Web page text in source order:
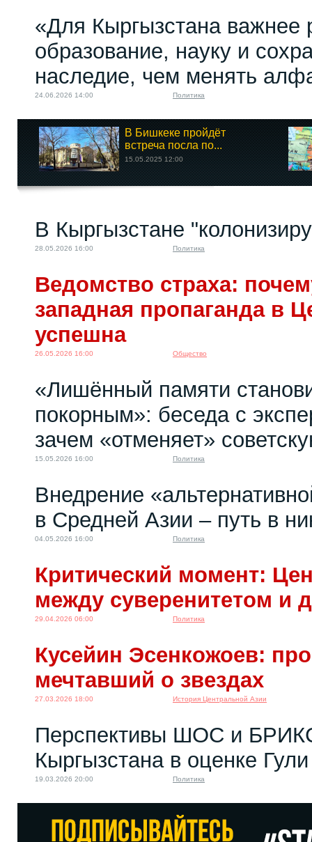
«Для Кыргызстана важнее
образование, науку и
наследие, чем менять
24.06.2026 14:00 Политика
В Бишкеке пройдёт
встреча посла по...
15.05.2025 12:00
В Кыргызстане
28.05.2026 16:00 Политика
Ведомство страха:
западная пропаганда в
успешна
26.05.2026 16:00 Общество
«Лишённый памяти
покорным»: беседа с
зачем «отменяет»
15.05.2026 16:00 Политика
Внедрение
в Средней Азии – путь в
04.05.2026 16:00 Политика
Критический момент:
между суверенитетом и
29.04.2026 06:00 Политика
Кусейин Эсенкожоев:
мечтавший о звездах
27.03.2026 18:00 История Центральной Азии
Перспективы ШОС и
Кыргызстана в оценке
19.03.2026 20:00 Политика